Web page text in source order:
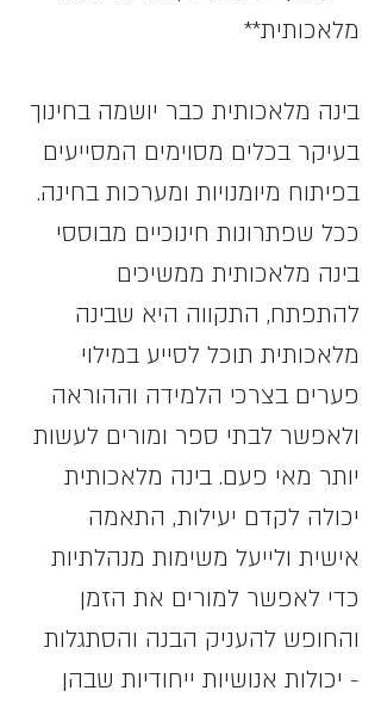
מלאכותית**
בינה מלאכותית כבר יושמה בחינוך
בעיקר בכלים מסוימים המסייעים
בפיתוח מיומנויות ומערכות בחינה.
ככל שפתרונות חינוכיים מבוססי
בינה מלאכותית ממשיכים
להתפתח, התקווה היא שבינה
מלאכותית תוכל לסייע במילוי
פערים בצרכי הלמידה וההוראה
ולאפשר לבתי ספר ומורים לעשות
יותר מאי פעם. בינה מלאכותית
יכולה לקדם יעילות, התאמה
אישית ולייעל משימות מנהלתיות
כדי לאפשר למורים את הזמן
והחופש להעניק הבנה והסתגלות
- יכולות אנושיות ייחודיות שבהן